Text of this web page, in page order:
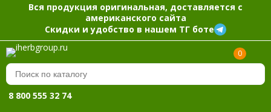
Вся продукция оригинальная, доставляется с
американского сайта
Скидки и удобство в нашем ТГ боте
0
8 800 555 32 74